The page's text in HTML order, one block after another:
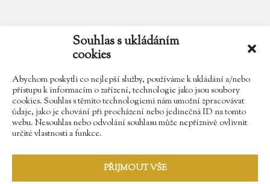
Souhlas s ukládáním
cookies
Abychom poskytli co nejlepší služby, používáme k ukládání a/nebo
přístupu k informacím o zařízení, technologie jako jsou soubory
cookies. Souhlas s těmito technologiemi nám umožní zpracovávat
údaje, jako je chování při procházení nebo jedinečná ID na tomto
webu. Nesouhlas nebo odvolání souhlasu může nepříznivě ovlivnit
určité vlastnosti a funkce.
PŘIJMOUT VŠE
zamek.trebesice@volny.cz
602 354 467
Najdete nás na Facebooku
Sledujte náš Instagram